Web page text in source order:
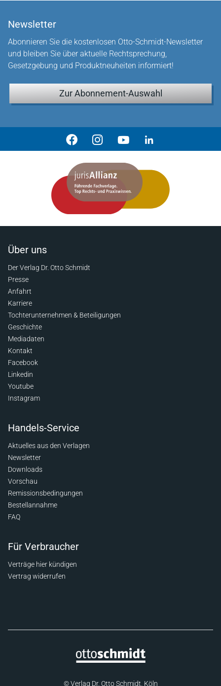
Newsletter
Abonnieren Sie die kostenlosen Otto-Schmidt-Newsletter
und bleiben Sie über aktuelle Rechtsprechung,
Gesetzgebung und Produktneuheiten informiert!
Zur Abonnement-Auswahl
Über uns
Der Verlag Dr. Otto Schmidt
Presse
Anfahrt
Karriere
Tochterunternehmen & Beteiligungen
Geschichte
Mediadaten
Kontakt
Facebook
Linkedin
Youtube
Instagram
Handels-Service
Aktuelles aus den Verlagen
Newsletter
Downloads
Vorschau
Remissionsbedingungen
Bestellannahme
FAQ
Für Verbraucher
Verträge hier kündigen
Vertrag widerrufen
© Verlag Dr. Otto Schmidt, Köln